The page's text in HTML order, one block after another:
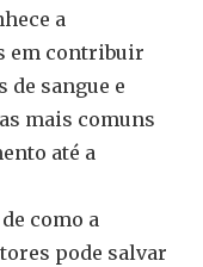
a
em contribuir
de sangue e
mais comuns
até a
como a
pode salvar